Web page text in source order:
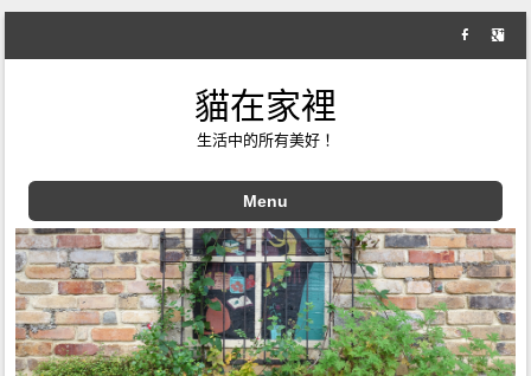
貓在家裡
生活中的所有美好！
Menu
Skip to content